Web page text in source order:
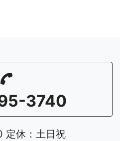
3740
定休：土日祝